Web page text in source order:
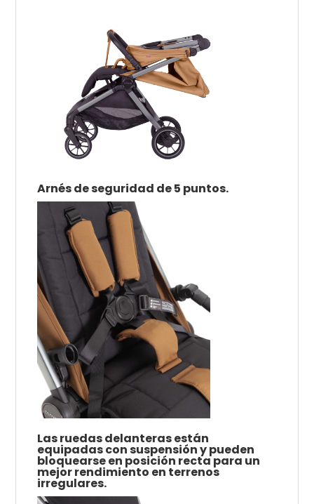
Arnés de seguridad de 5 puntos.
Las ruedas delanteras están
equipadas con suspensión y pueden
bloquearse en posición recta para un
mejor rendimiento en terrenos
irregulares.